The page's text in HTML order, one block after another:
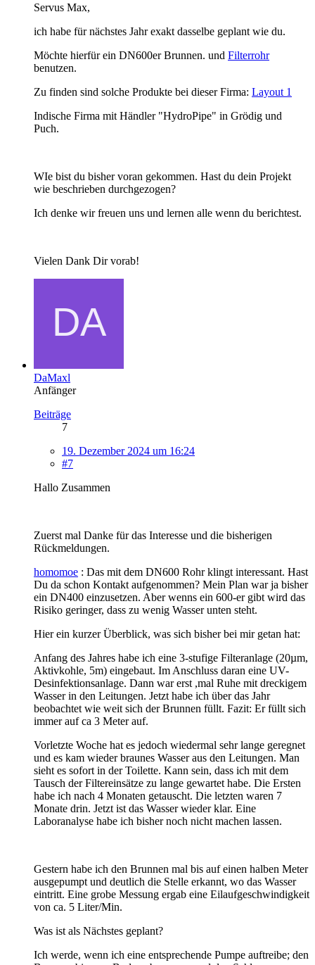
Servus Max,
ich habe für nächstes Jahr exakt dasselbe geplant wie du.
Möchte hierfür ein DN600er Brunnen. und Filterrohr
benutzen.
Zu finden sind solche Produkte bei dieser Firma: Layout 1
Indische Firma mit Händler "HydroPipe" in Grödig und
Puch.
WIe bist du bisher voran gekommen. Hast du dein Projekt
wie beschrieben durchgezogen?
Ich denke wir freuen uns und lernen alle wenn du berichtest.
Vielen Dank Dir vorab!
DaMaxl
Anfänger
Beiträge
7
19. Dezember 2024 um 16:24
#7
Hallo Zusammen
Zuerst mal Danke für das Interesse und die bisherigen
Rückmeldungen.
homomoe : Das mit dem DN600 Rohr klingt interessant. Hast
Du da schon Kontakt aufgenommen? Mein Plan war ja bisher
ein DN400 einzusetzen. Aber wenns ein 600-er gibt wird das
Risiko geringer, dass zu wenig Wasser unten steht.
Hier ein kurzer Überblick, was sich bisher bei mir getan hat:
Anfang des Jahres habe ich eine 3-stufige Filteranlage (20µm,
Aktivkohle, 5m) eingebaut. Im Anschluss daran eine UV-
Desinfektionsanlage. Dann war erst ,mal Ruhe mit dreckigem
Wasser in den Leitungen. Jetzt habe ich über das Jahr
beobachtet wie weit sich der Brunnen füllt. Fazit: Er füllt sich
immer auf ca 3 Meter auf.
Vorletzte Woche hat es jedoch wiedermal sehr lange geregnet
und es kam wieder braunes Wasser aus den Leitungen. Man
sieht es sofort in der Toilette. Kann sein, dass ich mit dem
Tausch der Filtereinsätze zu lange gewartet habe. Die Ersten
habe ich nach 4 Monaten getauscht. Die letzten waren 7
Monate drin. Jetzt ist das Wasser wieder klar. Eine
Laboranalyse habe ich bisher noch nicht machen lassen.
Gestern habe ich den Brunnen mal bis auf einen halben Meter
ausgepumpt und deutlich die Stelle erkannt, wo das Wasser
eintritt. Eine grobe Messung ergab eine Eilaufgeschwindigkeit
von ca. 5 Liter/Min.
Was ist als Nächstes geplant?
Ich werde, wenn ich eine entsprechende Pumpe auftreibe; den